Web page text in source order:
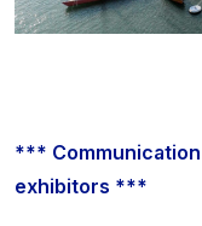
***
exhibitors ***